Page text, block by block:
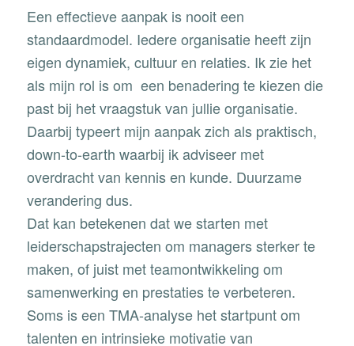
Een effectieve aanpak is nooit een
standaardmodel. Iedere organisatie heeft zijn
eigen dynamiek, cultuur en relaties. Ik zie het
als mijn rol is om een benadering te kiezen die
past bij het vraagstuk van jullie organisatie.
Daarbij typeert mijn aanpak zich als praktisch,
down-to-earth waarbij ik adviseer met
overdracht van kennis en kunde. Duurzame
verandering dus.
Dat kan betekenen dat we starten met
leiderschapstrajecten om managers sterker te
maken, of juist met teamontwikkeling om
samenwerking en prestaties te verbeteren.
Soms is een TMA-analyse het startpunt om
talenten en intrinsieke motivatie van